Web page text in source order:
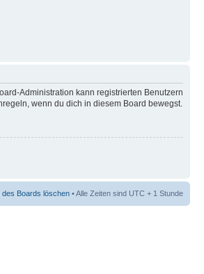
Administration kann registrierten Benutzern
wenn du dich in diesem Board bewegst.
des Boards löschen • Alle Zeiten sind UTC + 1 Stunde